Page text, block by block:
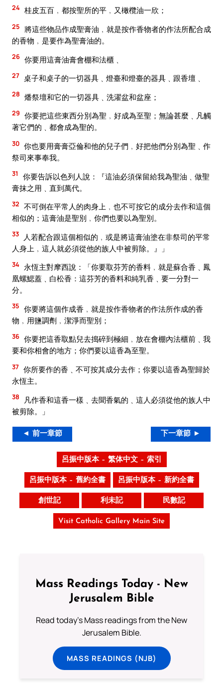
24 桂皮五百﹐都按聖所的平﹐又橄欖油一欣；
25 將這些物品作成聖膏油﹐就是按作香物者的作法所配合成
的香物﹐是要作為聖膏油的。
26 你要用這膏油膏會棚和法櫃﹑
27 桌子和桌子的一切器具﹑燈臺和燈臺的器具﹑跟香壇﹑
28 燔祭壇和它的一切器具﹑洗濯盆和盆座；
29 你要把這些東西分別為聖﹐好成為至聖；無論甚麼﹑凡觸
著它們的﹑都會成為聖的。
30 你也要用膏膏亞倫和他的兒子們﹐好把他們分別為聖﹑作
祭司來事奉我。
31
你要告訴以色列人說：『這油必須保留給我為聖油﹑做聖
膏抹之用﹑直到萬代。
32 不可倒在平常人的肉身上﹐也不可按它的成分去作和這個
相似的；這膏油是聖別﹐你們也要以為聖別。
33
人若配合跟這個相似的﹐或是將這膏油塗在非祭司的平常
人身上﹐這人就必須從他的族人中被剪除。』」
34 永恆主對摩西說：「你要取芬芳的香料﹐就是蘇合香﹑鳳
凰螺鰓蓋﹑白松香：這芬芳的香料和純乳香﹑要一分對一
分。
35 你要將這個作成香﹐就是按作香物者的作法所作成的香
物﹐用鹽調劑﹐潔淨而聖別；
36 你要把這香取點兒去搗碎到極細﹐放在會棚內法櫃前﹑我
要和你相會的地方；你們要以這香為至聖。
37 你所要作的香﹑不可按其成分去作；你要以這香為聖歸於
永恆主。
38
凡作香和這香一樣﹑去聞香氣的﹑這人必須從他的族人中
被剪除。」
◄ 前一章節 下一章節 ►
呂振中版本 – 繁体中文 – 索引
呂振中版本 – 舊約全書 呂振中版本 – 新約全書
創世記 利未記 民數記
Visit Catholic Gallery Main Site
Mass Readings Today - New
Jerusalem Bible
Read today's Mass readings from the New
Jerusalem Bible.
MASS READINGS (NJB)